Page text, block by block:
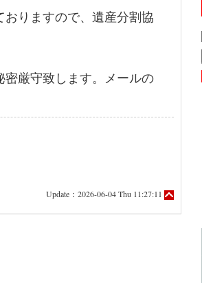
おりますので、遺産分割協
密厳守致します。メールの
Update：2026-06-04 Thu 11:27:11